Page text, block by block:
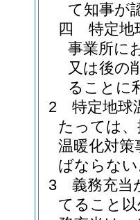
て知事が
四
特定地
事業所に
又は後の
ることに
2
特定地球
たっては
温暖化対
ばならな
3
義務充当
てること